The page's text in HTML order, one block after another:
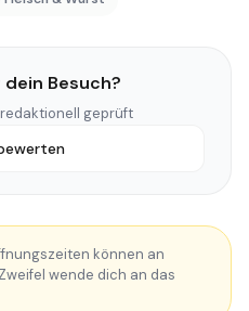
Besuch?
redaktionell geprüft
können an
wende dich an das